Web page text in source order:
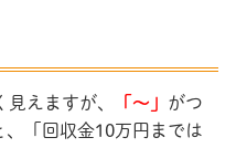
えますが、 「～」 がつ
「回収金10万円までは